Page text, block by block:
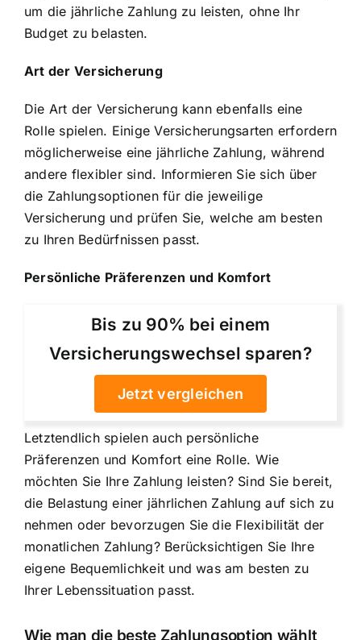
um die jährliche Zahlung zu leisten, ohne Ihr
Budget zu belasten.
Art der Versicherung
Die Art der Versicherung kann ebenfalls eine
Rolle spielen. Einige Versicherungsarten erfordern
möglicherweise eine jährliche Zahlung, während
andere flexibler sind. Informieren Sie sich über
die Zahlungsoptionen für die jeweilige
Versicherung und prüfen Sie, welche am besten
zu Ihren Bedürfnissen passt.
Persönliche Präferenzen und Komfort
Bis zu 90% bei einem
Versicherungswechsel sparen?
Jetzt vergleichen
Letztendlich spielen auch persönliche
Präferenzen und Komfort eine Rolle. Wie
möchten Sie Ihre Zahlung leisten? Sind Sie bereit,
die Belastung einer jährlichen Zahlung auf sich zu
nehmen oder bevorzugen Sie die Flexibilität der
monatlichen Zahlung? Berücksichtigen Sie Ihre
eigene Bequemlichkeit und was am besten zu
Ihrer Lebenssituation passt.
Wie man die beste Zahlungsoption wählt